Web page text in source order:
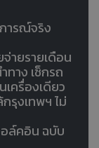
ารณ์จริง
ายรายเดือน
ทาง เช็กรถ
ครื่องเดียว
รุงเทพฯ ไม่
อล์คอิน ฉบับ